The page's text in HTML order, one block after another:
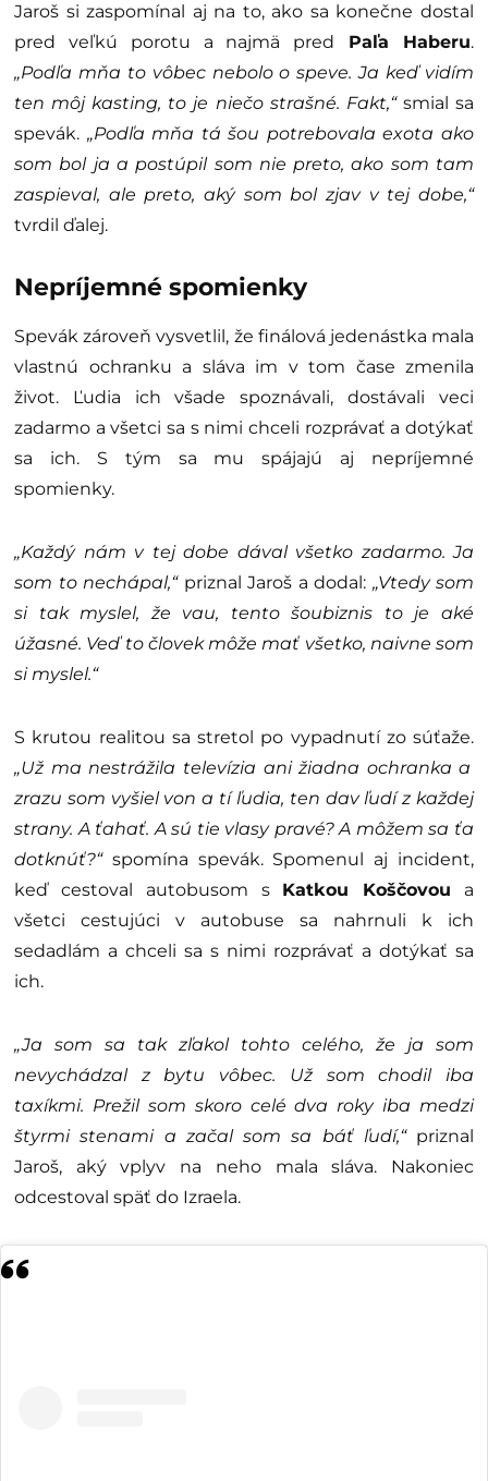
Jaroš si zaspomínal aj na to, ako sa konečne dostal
pred veľkú porotu a najmä pred Paľa Haberu.
„Podľa mňa to vôbec nebolo o speve. Ja keď vidím
ten môj kasting, to je niečo strašné. Fakt,“smial sa
spevák. „Podľa mňa tá šou potrebovala exota ako
som bol ja a postúpil som nie preto, ako som tam
zaspieval, ale preto, aký som bol zjav v tej dobe,“
tvrdil ďalej.
Nepríjemné spomienky
Spevák zároveň vysvetlil, že finálová jedenástka mala
vlastnú ochranku a sláva im v tom čase zmenila
život. Ľudia ich všade spoznávali, dostávali veci
zadarmo a všetci sa s nimi chceli rozprávať a dotýkať
sa ich. S tým sa mu spájajú aj nepríjemné
spomienky.
„Každý nám v tej dobe dával všetko zadarmo. Ja
som to nechápal,“priznal Jaroš a dodal: „Vtedy som
si tak myslel, že vau, tento šoubiznis to je aké
úžasné. Veď to človek môže mať všetko, naivne som
si myslel.“
S krutou realitou sa stretol po vypadnutí zo súťaže.
„Už ma nestrážila televízia ani žiadna ochranka a
zrazu som vyšiel von a tí ľudia, ten dav ľudí z každej
strany. A ťahať. A sú tie vlasy pravé? A môžem sa ťa
dotknúť?“spomína spevák. Spomenul aj incident,
keď cestoval autobusom s Katkou Koščovou a
všetci cestujúci v autobuse sa nahrnuli k ich
sedadlám a chceli sa s nimi rozprávať a dotýkať sa
ich.
„Ja som sa tak zľakol tohto celého, že ja som
nevychádzal z bytu vôbec. Už som chodil iba
taxíkmi. Prežil som skoro celé dva roky iba medzi
štyrmi stenami a začal som sa báť ľudí,“priznal
Jaroš, aký vplyv na neho mala sláva. Nakoniec
odcestoval späť do Izraela.